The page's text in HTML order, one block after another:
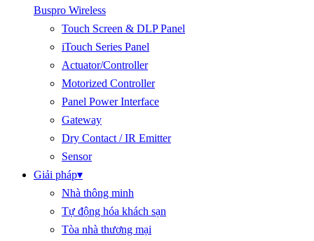
Buspro Wireless
Touch Screen & DLP Panel
iTouch Series Panel
Actuator/Controller
Motorized Controller
Panel Power Interface
Gateway
Dry Contact / IR Emitter
Sensor
Giải pháp▾
Nhà thông minh
Tự động hóa khách sạn
Tòa nhà thương mại